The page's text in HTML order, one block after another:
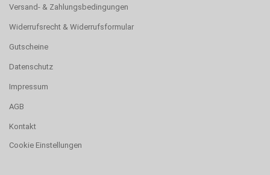
Versand- & Zahlungsbedingungen
Widerrufsrecht & Widerrufsformular
Gutscheine
Datenschutz
Impressum
AGB
Kontakt
Cookie Einstellungen